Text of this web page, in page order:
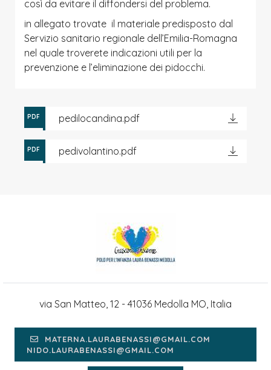
così da evitare il diffondersi del problema.
in allegato trovate il materiale predisposto dal
Servizio sanitario regionale dell’Emilia-Romagna
nel quale troverete indicazioni utili per la
prevenzione e l’eliminazione dei pidocchi.
PDF pedilocandina.pdf
PDF pedivolantino.pdf
via San Matteo, 12 - 41036 Medolla MO, Italia
MATERNA.LAURABENASSI@GMAIL.COM
NIDO.LAURABENASSI@GMAIL.COM